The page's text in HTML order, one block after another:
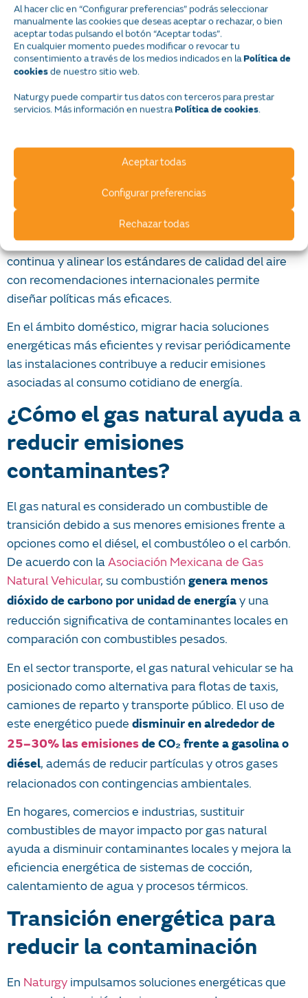
Al hacer clic en “Configurar preferencias” podrás seleccionar
manualmente las cookies que deseas aceptar o rechazar, o bien
aceptar todas pulsando el botón “Aceptar todas”.
En cualquier momento puedes modificar o revocar tu
consentimiento a través de los medios indicados en la Política de
cookies de nuestro sitio web.
Naturgy puede compartir tus datos con terceros para prestar
servicios. Más información en nuestra Política de cookies.
Aceptar todas
Rechazar todas
Configurar preferencias
térmicos, reducir fugas y adoptar tecnologías más
limpias.
Gestión adecuada de residuos y
Eliminar quemas a cielo abierto, mejorar el manejo de
incendios forestales.
Actualización normativa y
monitoreo ambiental
Ampliar redes de medición, asegurar su operación
continua y alinear los estándares de calidad del aire
con recomendaciones internacionales permite
diseñar políticas más eficaces.
En el ámbito doméstico, migrar hacia soluciones
energéticas más eficientes y revisar periódicamente
las instalaciones contribuye a reducir emisiones
asociadas al consumo cotidiano de energía.
¿Cómo el gas natural ayuda a
reducir emisiones
contaminantes?
El gas natural es considerado un combustible de
transición debido a sus menores emisiones frente a
opciones como el diésel, el combustóleo o el carbón.
De acuerdo con laAsociación Mexicana de Gas
Natural Vehicular, su combustión genera menos
dióxido de carbono por unidad de energía y una
reducción significativa de contaminantes locales en
comparación con combustibles pesados.
En el sector transporte, el gas natural vehicular se ha
posicionado como alternativa para flotas de taxis,
camiones de reparto y transporte público. El uso de
este energético puede disminuir en alrededor de
25–30% las emisiones de CO₂ frente a gasolina o
diésel, además de reducir partículas y otros gases
relacionados con contingencias ambientales.
En hogares, comercios e industrias, sustituir
combustibles de mayor impacto por gas natural
ayuda a disminuir contaminantes locales y mejora la
eficiencia energética de sistemas de cocción,
calentamiento de agua y procesos térmicos.
Transición energética para
reducir la contaminación
En Naturgy impulsamos soluciones energéticas que